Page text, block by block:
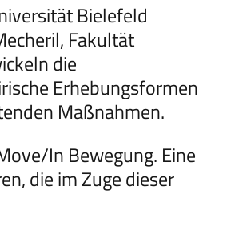
Bielefeld
Fakultät
die
Erhebungsformen
Maßnahmen.
In Bewegung. Eine
die im Zuge dieser